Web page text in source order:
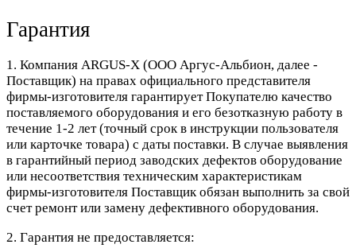
Гарантия
1. Компания ARGUS-X (ООО Аргус-Альбион, далее -
Поставщик) на правах официального представителя
фирмы-изготовителя гарантирует Покупателю качество
поставляемого оборудования и его безотказную работу в
течение 1-2 лет (точный срок в инструкции пользователя
или карточке товара) с даты поставки. В случае выявления
в гарантийный период заводских дефектов оборудование
или несоответствия техническим характеристикам
фирмы-изготовителя Поставщик обязан выполнить за свой
счет ремонт или замену дефективного оборудования.
2. Гарантия не предоставляется: